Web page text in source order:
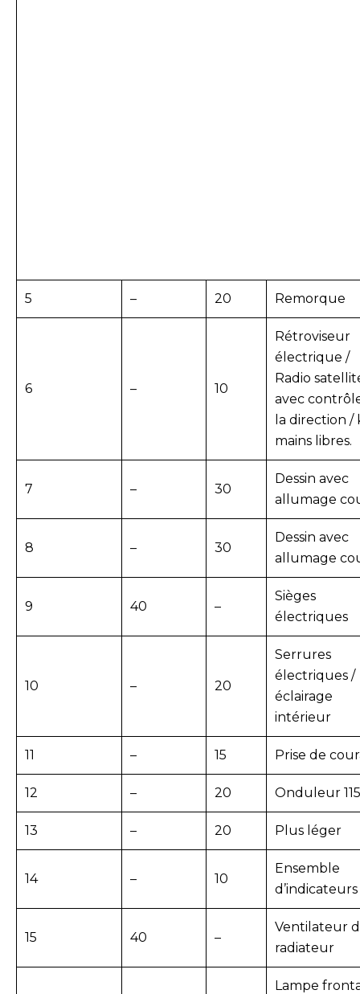
5 – 20 Remorque
6 – 10
Rétroviseur
électrique /
Radio
avec
la direction /
mains libres.
7 – 30
Dessin avec
allumage
8 – 30
Dessin avec
allumage
9 40 –
Sièges
électriques
10 – 20
Serrures
électriques /
éclairage
intérieur
11 – 15 Prise de
12 – 20 Onduleur
13 – 20 Plus léger
14 – 10
Ensemble
d’indicateurs
15 40 –
Ventilateur
radiateur
Lampe